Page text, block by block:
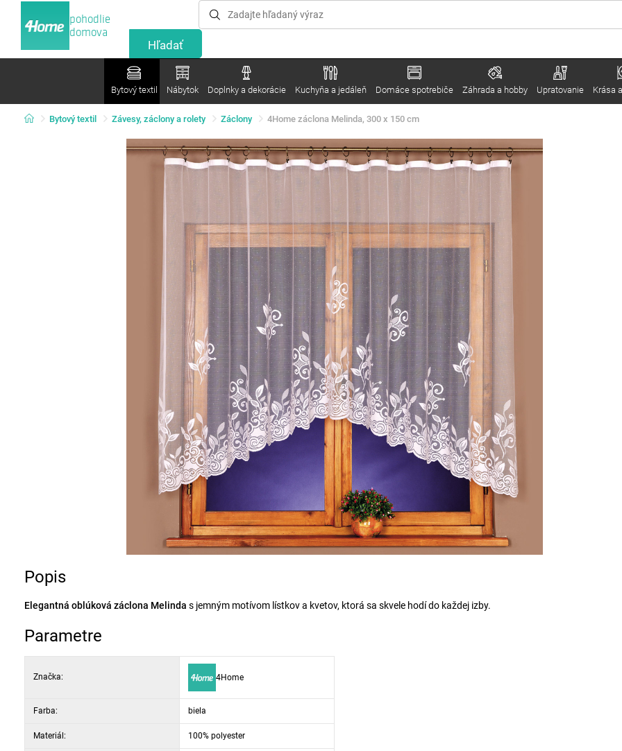
pohodlie
domova
Bytový textil Nábytok Doplnky a dekorácie Kuchyňa a jedáleň Domáce spotrebiče Záhrada a hobby Upratovanie Krása
Bytový textil Závesy, záclony a rolety Záclony 4Home záclona Melinda, 300 x 150 cm
Popis
Elegantná oblúková záclona Melinda s jemným motívom lístkov a kvetov, ktorá sa skvele hodí do každej izby.
Parametre
Značka: 4Home
Farba: biela
Materiál: 100% polyester